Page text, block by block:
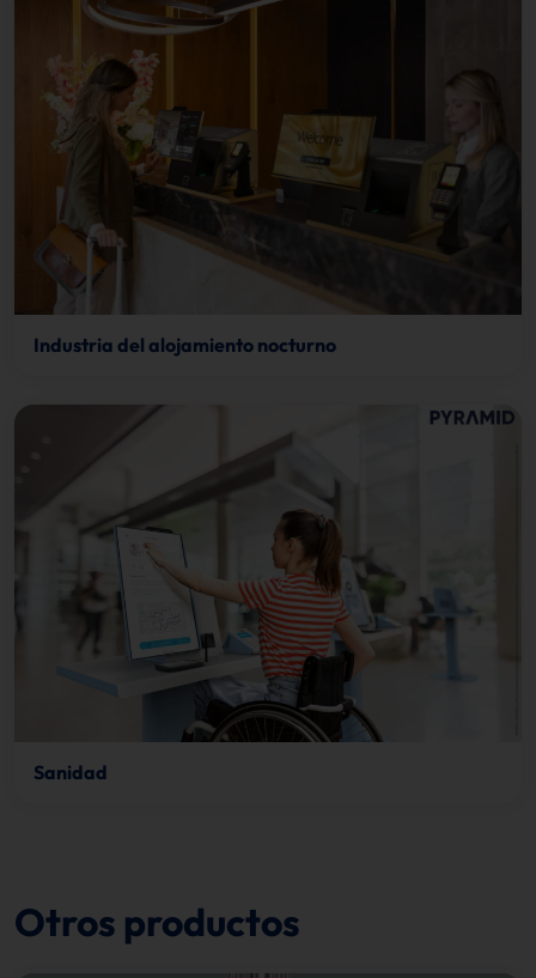
Industria del alojamiento nocturno
Sanidad
Otros productos